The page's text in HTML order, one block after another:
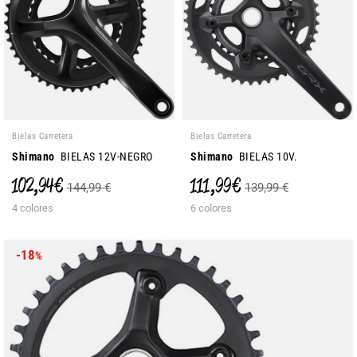
Bielas Carretera
Shimano BIELAS 12V-NEGRO
102,94 € 144,99 €
4 colores
Bielas Carretera
Shimano BIELAS 10V.
111,99 € 139,99 €
6 colores
-18%